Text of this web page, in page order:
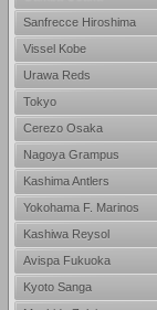
Sanfrecce Hiroshima
Vissel Kobe
Urawa Reds
Tokyo
Cerezo Osaka
Nagoya Grampus
Kashima Antlers
Yokohama F. Marinos
Kashiwa Reysol
Avispa Fukuoka
Kyoto Sanga